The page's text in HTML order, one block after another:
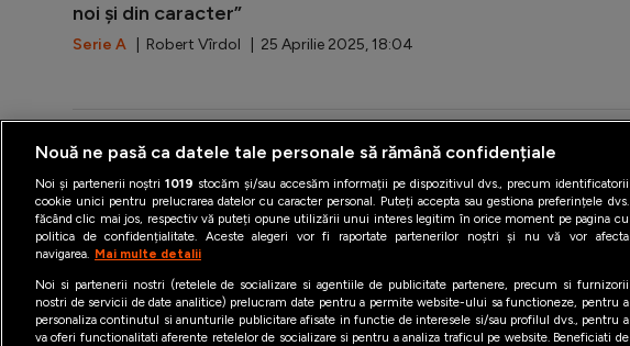
noi și din caracter”
Serie A | Robert Vîrdol | 25 Aprilie 2025, 18:04
Termeni şi condiţii Politica de confidentialitate
Nouă ne pasă ca datele tale personale să rămână confidențiale
Noi și partenerii noștri1019 stocăm și/sau accesăm informații pe dispozitivul dvs., precum identificatorii
cookie unici pentru prelucrarea datelor cu caracter personal. Puteți accepta sau gestiona preferințele dvs.
făcând clic mai jos, respectiv vă puteți opune utilizării unui interes legitim în orice moment pe pagina cu
politica de confidențialitate. Aceste alegeri vor fi raportate partenerilor noștri și nu vă vor afecta
navigarea. Mai multe detalii
Noi si partenerii nostri (retelele de socializare si agentiile de publicitate partenere, precum si furnizorii
nostri de servicii de date analitice) prelucram date pentru a permite website-ului sa functioneze, pentru a
personaliza continutul si anunturile publicitare afisate in functie de interesele si/sau profilul dvs., pentru a
va oferi functionalitati aferente retelelor de socializare si pentru a analiza traficul pe website. Beneficiati de